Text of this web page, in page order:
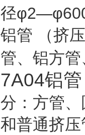
径
铝管 （挤
管、铝方
7A04铝
分：方管
和普通挤